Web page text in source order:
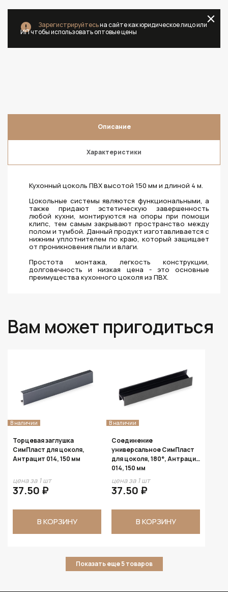
Зарегистрируйтесьна сайте как юридическое лицо или
ИП чтобы использовать оптовые цены
Описание
Характеристики
Кухонный цоколь ПВХ высотой 150 мм и длиной 4 м.
Цокольные системы являются функциональными, а
также придают эстетическую завершенность
любой кухни, монтируются на опоры при помощи
клипс, тем самым закрывают пространство между
полом и тумбой. Данный продукт изготавливается с
нижним уплотнителем по краю, который защищает
от проникновения пыли и влаги.
Простота монтажа, легкость конструкции,
долговечность и низкая цена - это основные
преимущества кухонного цоколя из ПВХ.
Вам может пригодиться
В наличии
Торцевая заглушка
СимПласт для цоколя,
Антрацит 014, 150 мм
цена за 1 шт
37.50 ₽
В КОРЗИНУ
В наличии
Соединение
универсальное СимПласт
для цоколя, 180°, Антрацит
014, 150 мм
цена за 1 шт
37.50 ₽
В КОРЗИНУ
Показать еще 5 товаров